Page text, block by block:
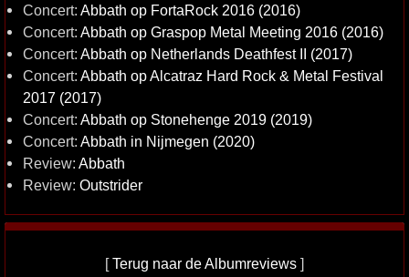
Concert: Abbath op FortaRock 2016 (2016)
Concert: Abbath op Graspop Metal Meeting 2016 (2016)
Concert: Abbath op Netherlands Deathfest II (2017)
Concert: Abbath op Alcatraz Hard Rock & Metal Festival
2017 (2017)
Concert: Abbath op Stonehenge 2019 (2019)
Concert: Abbath in Nijmegen (2020)
Review: Abbath
Review: Outstrider
[Terug naar de Albumreviews ]